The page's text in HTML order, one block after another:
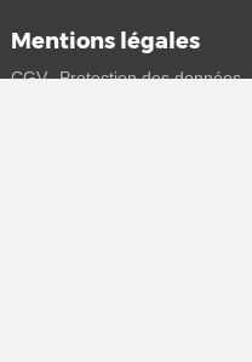
Mentions légales
CGV Protection des données